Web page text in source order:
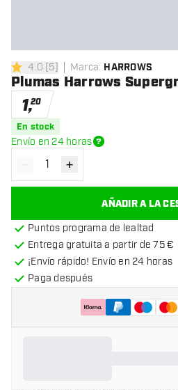
4 estrellas de puntuación
4.0 [5] Marca: HARROWS
Plumas Harrows
1,20
En stock
Envío en 24 horas
Disminuir cantidad
- Aumentar cantidad
+
AÑADIR A LA
Puntos programa de lealtad
Entrega gratuita a partir de 75 €
¡Envío rápido! Envío en 24 horas
Paga después